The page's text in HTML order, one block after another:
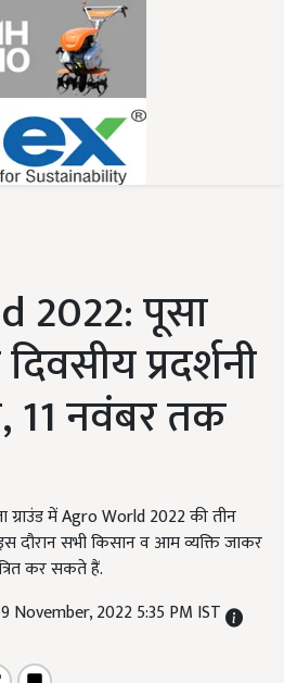
2022: पूसा
प्रदर्शनी
नवंबर तक
में Agro World 2022 की तीन
दौरान सभी किसान व आम व्यक्ति जाकर
कर सकते हैं.
November, 2022 5:35 PM IST